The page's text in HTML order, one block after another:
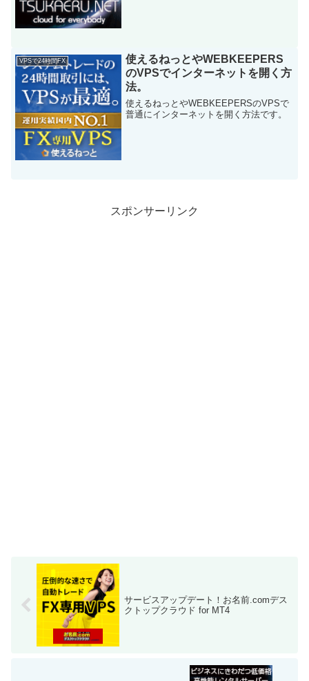
VPSで24時間FX
使えるねっとやWEBKEEPERS
のVPSでインターネットを開く方
法。
使えるねっとやWEBKEEPERSのVPSで
普通にインターネットを開く方法です。
スポンサーリンク
サービスアップデート！お名前.comデス
クトップクラウド for MT4